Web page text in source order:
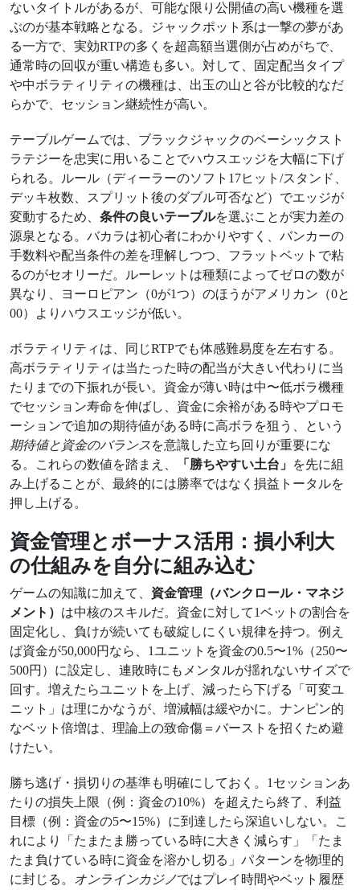
ないタイトルがあるが、可能な限り公開値の高い機種を選
ぶのが基本戦略となる。ジャックポット系は一撃の夢があ
る一方で、実効RTPの多くを超高額当選側が占めがちで、
通常時の回収が重い構造も多い。対して、固定配当タイプ
や中ボラティリティの機種は、出玉の山と谷が比較的なだ
らかで、セッション継続性が高い。
テーブルゲームでは、ブラックジャックのベーシックスト
ラテジーを忠実に用いることでハウスエッジを大幅に下げ
られる。ルール（ディーラーのソフト17ヒット/スタンド、
デッキ枚数、スプリット後のダブル可否など）でエッジが
変動するため、 条件の良いテーブルを選ぶことが実力差の
源泉となる。バカラは初心者にわかりやすく、バンカーの
手数料や配当条件の差を理解しつつ、フラットベットで粘
るのがセオリーだ。ルーレットは種類によってゼロの数が
異なり、ヨーロピアン（0が1つ）のほうがアメリカン（0と
00）よりハウスエッジが低い。
ボラティリティは、同じRTPでも体感難易度を左右する。
高ボラティリティは当たった時の配当が大きい代わりに当
たりまでの下振れが長い。資金が薄い時は中〜低ボラ機種
でセッション寿命を伸ばし、資金に余裕がある時やプロモ
ーションで追加の期待値がある時に高ボラを狙う、という
期待値と資金のバランスを意識した立ち回りが重要にな
る。これらの数値を踏まえ、
「勝ちやすい土台」 を先に組
み上げることが、最終的には勝率ではなく損益トータルを
押し上げる。
資金管理とボーナス活用：損小利大
の仕組みを自分に組み込む
ゲームの知識に加えて、 資金管理（バンクロール・マネジ
メント） は中核のスキルだ。資金に対して1ベットの割合を
固定化し、負けが続いても破綻しにくい規律を持つ。例え
ば資金が50,000円なら、1ユニットを資金の0.5〜1%（250〜
500円）に設定し、連敗時にもメンタルが揺れないサイズで
回す。増えたらユニットを上げ、減ったら下げる「可変ユ
ニット」は理にかなうが、増減幅は緩やかに。ナンピン的
なベット倍増は、理論上の致命傷＝バーストを招くため避
けたい。
勝ち逃げ・損切りの基準も明確にしておく。1セッションあ
たりの損失上限（例：資金の10%）を超えたら終了、利益
目標（例：資金の5〜15%）に到達したら深追いしない。こ
れにより「たまたま勝っている時に大きく減らす」「たま
たま負けている時に資金を溶かし切る」パターンを物理的
に封じる。 オンラインカジノではプレイ時間やベット履歴